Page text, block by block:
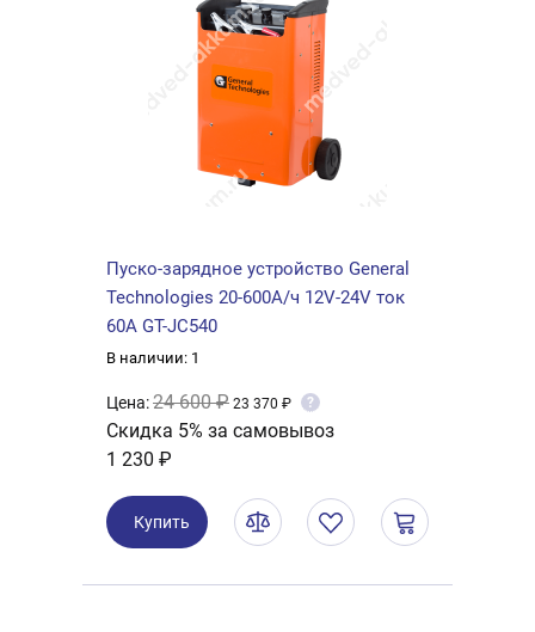
Пуско-зарядное устройство General
Technologies 20-600А/ч 12V-24V ток
60А GT-JC540
В наличии: 1
Цена:24 600 ₽ 23 370 ₽ ?
Скидка 5% за самовывоз
1 230 ₽
Купить